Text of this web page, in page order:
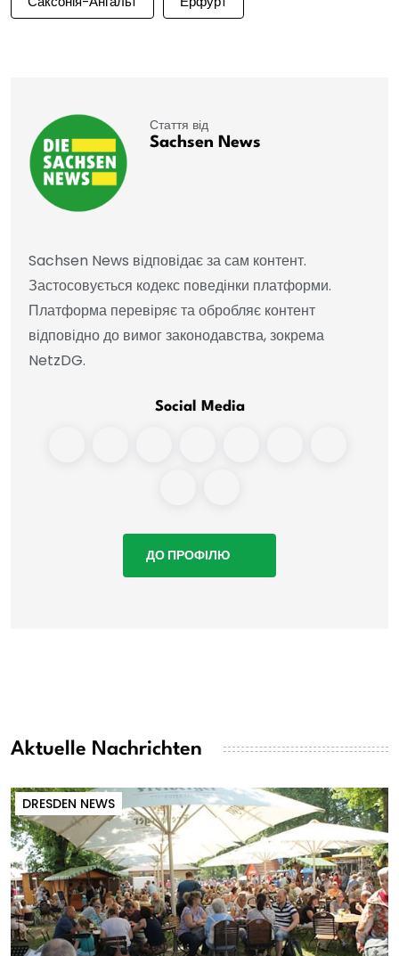
Стаття від
Sachsen News
Sachsen News відповідає за сам контент.
Застосовується кодекс поведінки платформи.
Платформа перевіряє та обробляє контент
відповідно до вимог законодавства, зокрема
NetzDG.
Social Media
ДО ПРОФІЛЮ
Aktuelle Nachrichten
DRESDEN NEWS